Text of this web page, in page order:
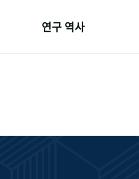
연구 역사